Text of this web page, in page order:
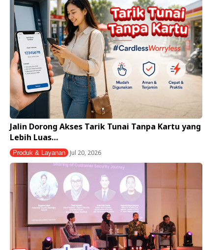
Jalin Dorong Akses Tarik Tunai Tanpa Kartu yang
Lebih Luas…
Produk & Layanan Jul 20, 2026